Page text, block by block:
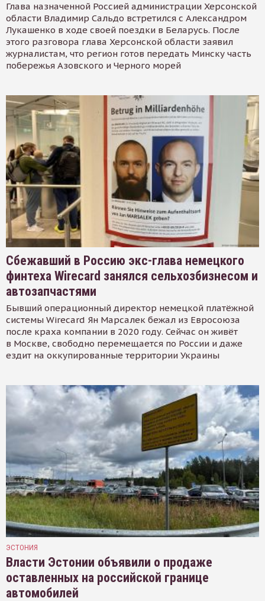
Глава назначенной Россией администрации Херсонской
области Владимир Сальдо встретился с Александром
Лукашенко в ходе своей поездки в Беларусь. После
этого разговора глава Херсонской области заявил
журналистам, что регион готов передать Минску часть
побережья Азовского и Черного морей
Сбежавший в Россию экс-глава немецкого
финтеха Wirecard занялся сельхозбизнесом и
автозапчастями
Бывший операционный директор немецкой платёжной
системы Wirecard Ян Марсалек бежал из Евросоюза
после краха компании в 2020 году. Сейчас он живёт
в Москве, свободно перемещается по России и даже
ездит на оккупированные территории Украины
ЭСТОНИЯ
Власти Эстонии объявили о продаже
оставленных на российской границе
автомобилей